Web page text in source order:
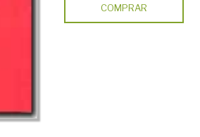
COMPRAR